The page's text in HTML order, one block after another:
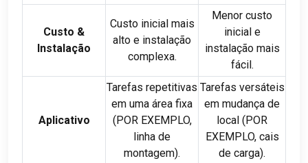
Custo &
Instalação
Custo inicial mais
alto e instalação
complexa.
Menor custo
inicial e
instalação mais
fácil.
Aplicativo
Tarefas repetitivas
em uma área fixa
(POR EXEMPLO,
linha de
montagem).
Tarefas versáteis
em mudança de
local (POR
EXEMPLO, cais
de carga).